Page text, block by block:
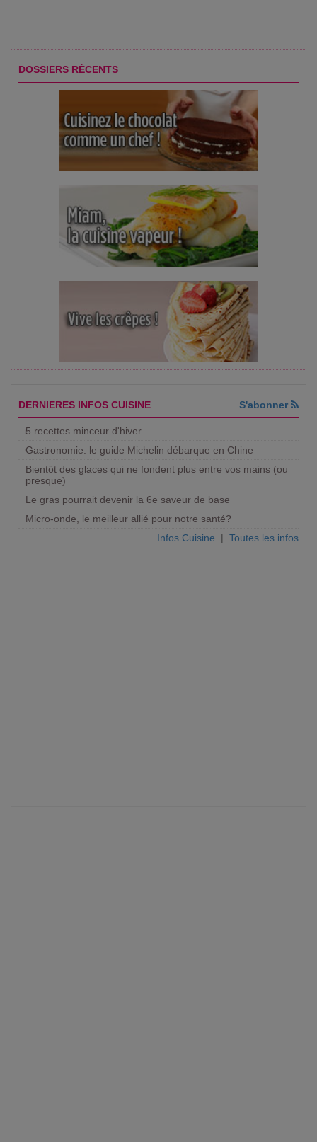
DOSSIERS RÉCENTS
DERNIERES INFOS CUISINE S'abonner
5 recettes minceur d'hiver
Gastronomie: le guide Michelin débarque en Chine
Bientôt des glaces qui ne fondent plus entre vos mains (ou
presque)
Le gras pourrait devenir la 6e saveur de base
Micro-onde, le meilleur allié pour notre santé?
Infos Cuisine | Toutes les infos